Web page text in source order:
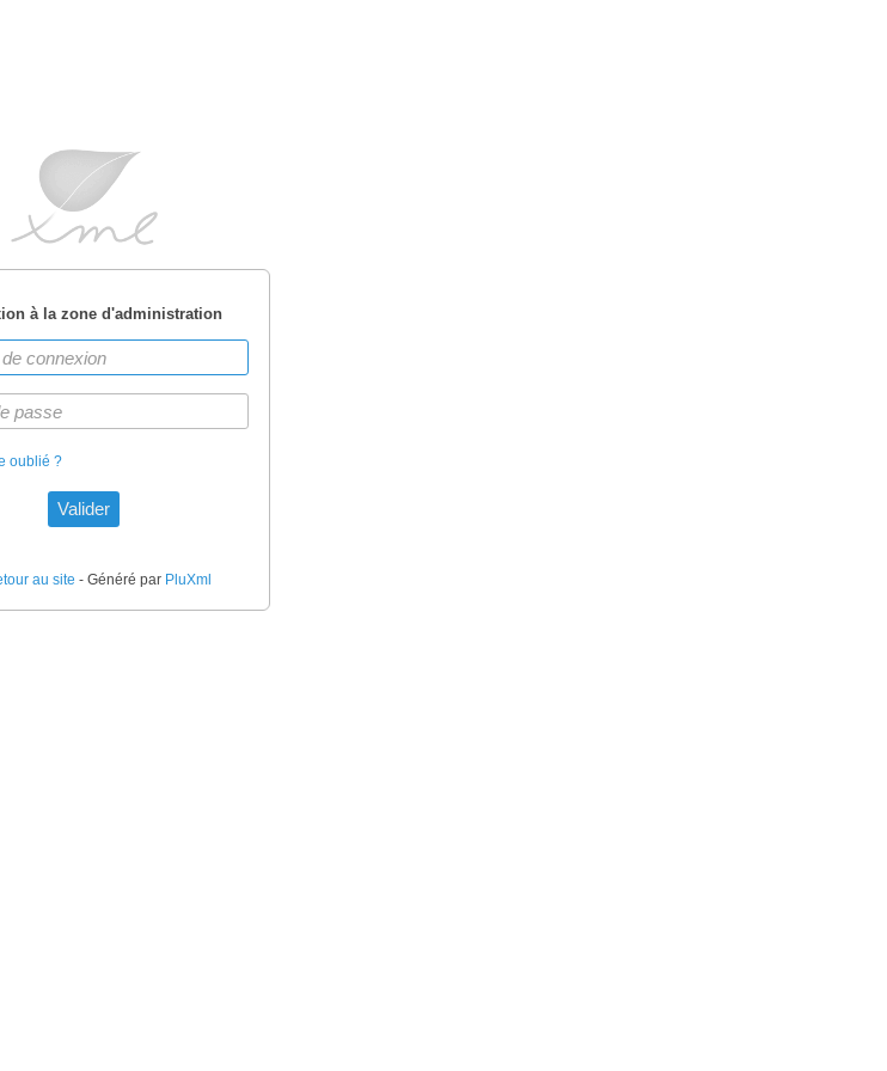
à la zone d'administration
oublié ?
au site - Généré par PluXml